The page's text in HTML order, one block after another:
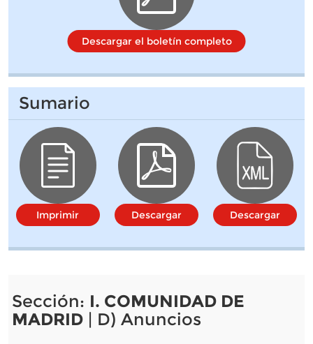
Descargar el boletín completo
Sumario
Imprimir Descargar Descargar
Sección: I. COMUNIDAD DE
MADRID| D) Anuncios